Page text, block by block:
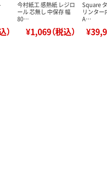
）
今村紙工 感熱紙 レジロ
ール 芯無し 中保存 幅
80…
¥1,069（税込）
Square
リンター
A…